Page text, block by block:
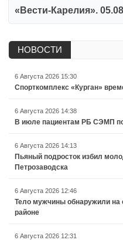
«Вести-Карелия».
НОВОСТИ
6 Августа 2026 15:30
Спорткомплекс «Курган»
6 Августа 2026 14:38
В июле пациентам РБ СЭМП
6 Августа 2026 14:13
Пьяный подросток избил
Петрозаводска
6 Августа 2026 12:46
Тело мужчины обнаружили на
районе
6 Августа 2026 12:31